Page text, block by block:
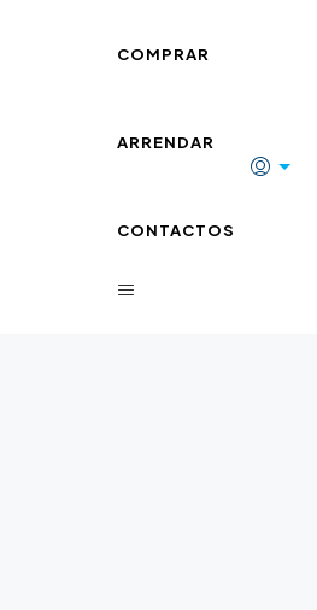
COMPRAR
ARRENDAR
CONTACTOS